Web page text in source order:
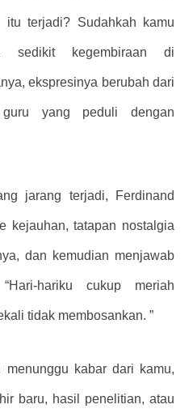
itu terjadi? Sudahkah kamu
sedikit kegembiraan di
ekspresinya berubah dari
yang peduli dengan
jarang terjadi, Ferdinand
kejauhan, tatapan nostalgia
dan kemudian menjawab
hariku cukup meriah
tidak membosankan. ”
menunggu kabar dari kamu,
baru, hasil penelitian, atau